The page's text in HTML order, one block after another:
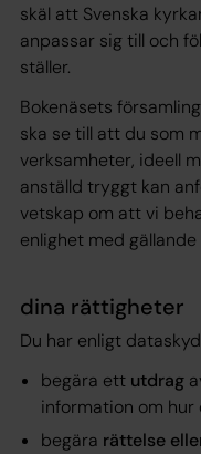
skäl att Svenska
anpassar sig till och
ställer.
Bokenäsets
ska se till att du som
verksamheter, ideell
anställd tryggt kan
vetskap om att vi
enlighet med
dina rättigheter
Du har enligt
begära ett utdrag
information om hur
begära rättelse